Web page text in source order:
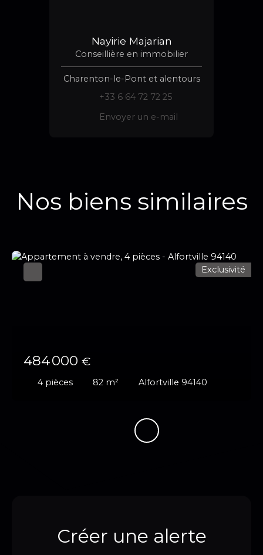
Nayirie Majarian
Conseillière en immobilier
Charenton-le-Pont et alentours
+33 6 64 72 72 25
Envoyer un e-mail
Nos biens similaires
484 000 €
4 pièces 82 m² Alfortville 94140
Exclusivité
Créer une alerte